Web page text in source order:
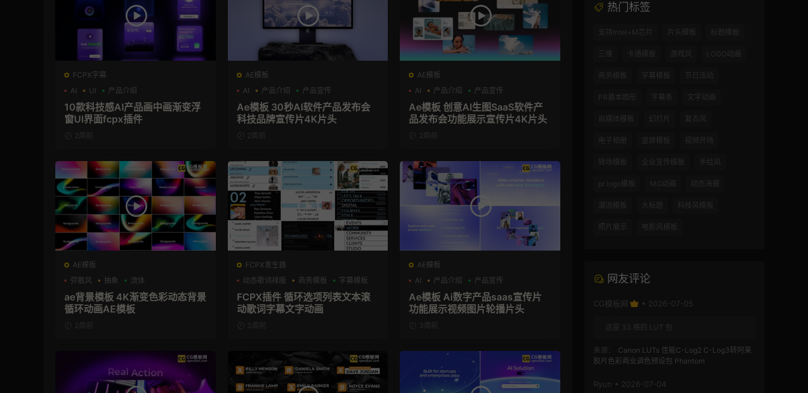
FCPX字幕
AI
UI 产品介绍
10款科技感AI产品画中画渐变浮
窗UI界面fcpx插件
2周前
AE模板
AI
产品介绍 产品宣传
Ae模板 30秒AI软件产品发布会
科技品牌宣传片4K片头
2周前
AE模板
AI
产品介绍 产品宣传
Ae模板 创意AI生图SaaS软件产
品发布会功能展示宣传片4K片头
2周前
AE模板
弥散风
抽象 流体
ae背景模板 4K渐变色彩动态背景
循环动画AE模板
2周前
FCPX发生器
动态歌词排版
商务模板 字幕模板
FCPX插件 循环选项列表文本滚
动歌词字幕文字动画
3周前
AE模板
AI
产品介绍 产品宣传
Ae模板 Ai数字产品saas宣传片
功能展示视频图片轮播片头
3周前
热门标签
支持Intel+M芯片 片头模板 标题模板
三维 卡通模板 游戏风 LOGO动画
商务模板 字幕模板 节日活动
PR基本图形 字幕条 文字动画
自媒体模板 幻灯片 复古风
电子相册 竖屏模板 视频开场
转场模板 企业宣传模板 手绘风
pr logo模板 MG动画 动态海报
潮流模板 大标题 科技风模板
照片展示 电影风模板
网友评论
CG模板网 • 2026-07-05
这是 33 格的 LUT 包
来源：
Canon LUTs 佳能C-Log2 C-Log3转阿莱
胶片色彩商业调色预设包 Phantom
Ryun • 2026-07-04